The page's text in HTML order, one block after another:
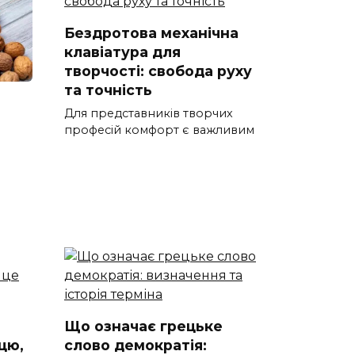
Бездротова механічна
клавіатура для
творчості: свобода руху
та точність
Для представників творчих
професій комфорт є важливим
Що означає грецьке
слово демократія: